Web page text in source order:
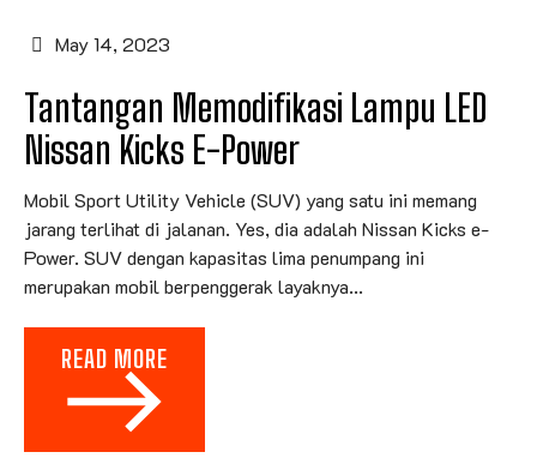
May 14, 2023
Tantangan Memodifikasi Lampu LED
Nissan Kicks E-Power
Mobil Sport Utility Vehicle (SUV) yang satu ini memang
jarang terlihat di jalanan. Yes, dia adalah Nissan Kicks e-
Power. SUV dengan kapasitas lima penumpang ini
merupakan mobil berpenggerak layaknya...
READ MORE